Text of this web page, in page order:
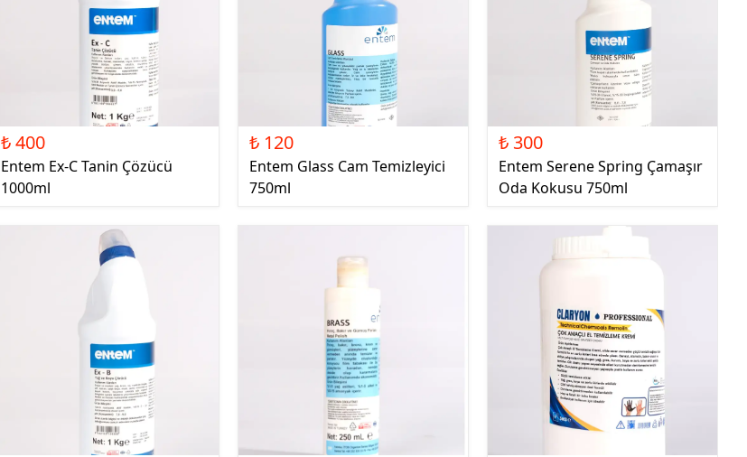
₺ 400
Entem Ex-C Tanin Çözücü
1000ml
₺ 120
Entem Glass Cam Temizleyici
750ml
₺ 300
Entem Serene Spring Çamaşır
Oda Kokusu 750ml